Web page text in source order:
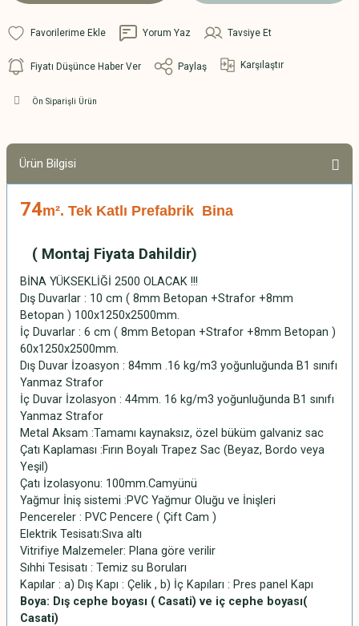
Yorum Yaz Tavsiye Et
Fiyatı Düşünce Haber Ver Paylaş Karşılaştır
Ön Siparişli Ürün
Ürün Bilgisi
74m². Tek Katlı Prefabrik Bina
( Montaj Fiyata Dahildir)
BİNA YÜKSEKLİĞİ 2500 OLACAK !!!
Dış Duvarlar : 10 cm ( 8mm Betopan +Strafor +8mm
Betopan ) 100x1250x2500mm.
İç Duvarlar : 6 cm ( 8mm Betopan +Strafor +8mm Betopan )
60x1250x2500mm.
Dış Duvar İzoasyon : 84mm .16 kg/m3 yoğunluğunda B1 sınıfı
Yanmaz Strafor
İç Duvar İzolasyon : 44mm. 16 kg/m3 yoğunluğunda B1 sınıfı
Yanmaz Strafor
Metal Aksam :Tamamı kaynaksız, özel büküm galvaniz sac
Çatı Kaplaması :Fırın Boyalı Trapez Sac (Beyaz, Bordo veya
Yeşil)
Çatı İzolasyonu: 100mm.Camyünü
Yağmur İniş sistemi :PVC Yağmur Oluğu ve İnişleri
Pencereler : PVC Pencere ( Çift Cam )
Elektrik Tesisatı:Sıva altı
Vitrifiye Malzemeler: Plana göre verilir
Sıhhi Tesisatı : Temiz su Boruları
Kapılar : a) Dış Kapı : Çelik , b) İç Kapıları : Pres panel Kapı
Boya: Dış cephe boyası ( Casati) ve iç cephe boyası(
Casati)